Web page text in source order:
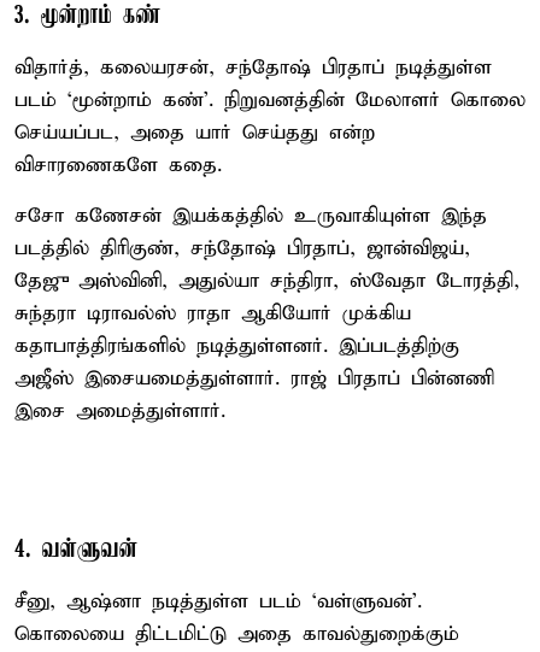
3. மூன்றாம் கண்
விதார்த், கலையரசன், சந்தோஷ் பிரதாப் நடித்துள்ள
படம் `மூன்றாம் கண்'. நிறுவனத்தின் மேலாளர் கொலை
செய்யப்பட, அதை யார் செய்தது என்ற
விசாரணைகளே கதை.
சசோ கணேசன் இயக்கத்தில் உருவாகியுள்ள இந்த
படத்தில் திரிகுண், சந்தோஷ் பிரதாப், ஜான்விஜய்,
தேஜு அஸ்வினி, அதுல்யா சந்திரா, ஸ்வேதா டோரத்தி,
சுந்தரா டிராவல்ஸ் ராதா ஆகியோர் முக்கிய
கதாபாத்திரங்களில் நடித்துள்ளனர். இப்படத்திற்கு
அஜீஸ் இசையமைத்துள்ளார். ராஜ் பிரதாப் பின்னணி
இசை அமைத்துள்ளார்.
4. வள்ளுவன்
சீனு, ஆஷ்னா நடித்துள்ள படம் `வள்ளுவன்'.
கொலையை திட்டமிட்டு அதை காவல்துறைக்கும்